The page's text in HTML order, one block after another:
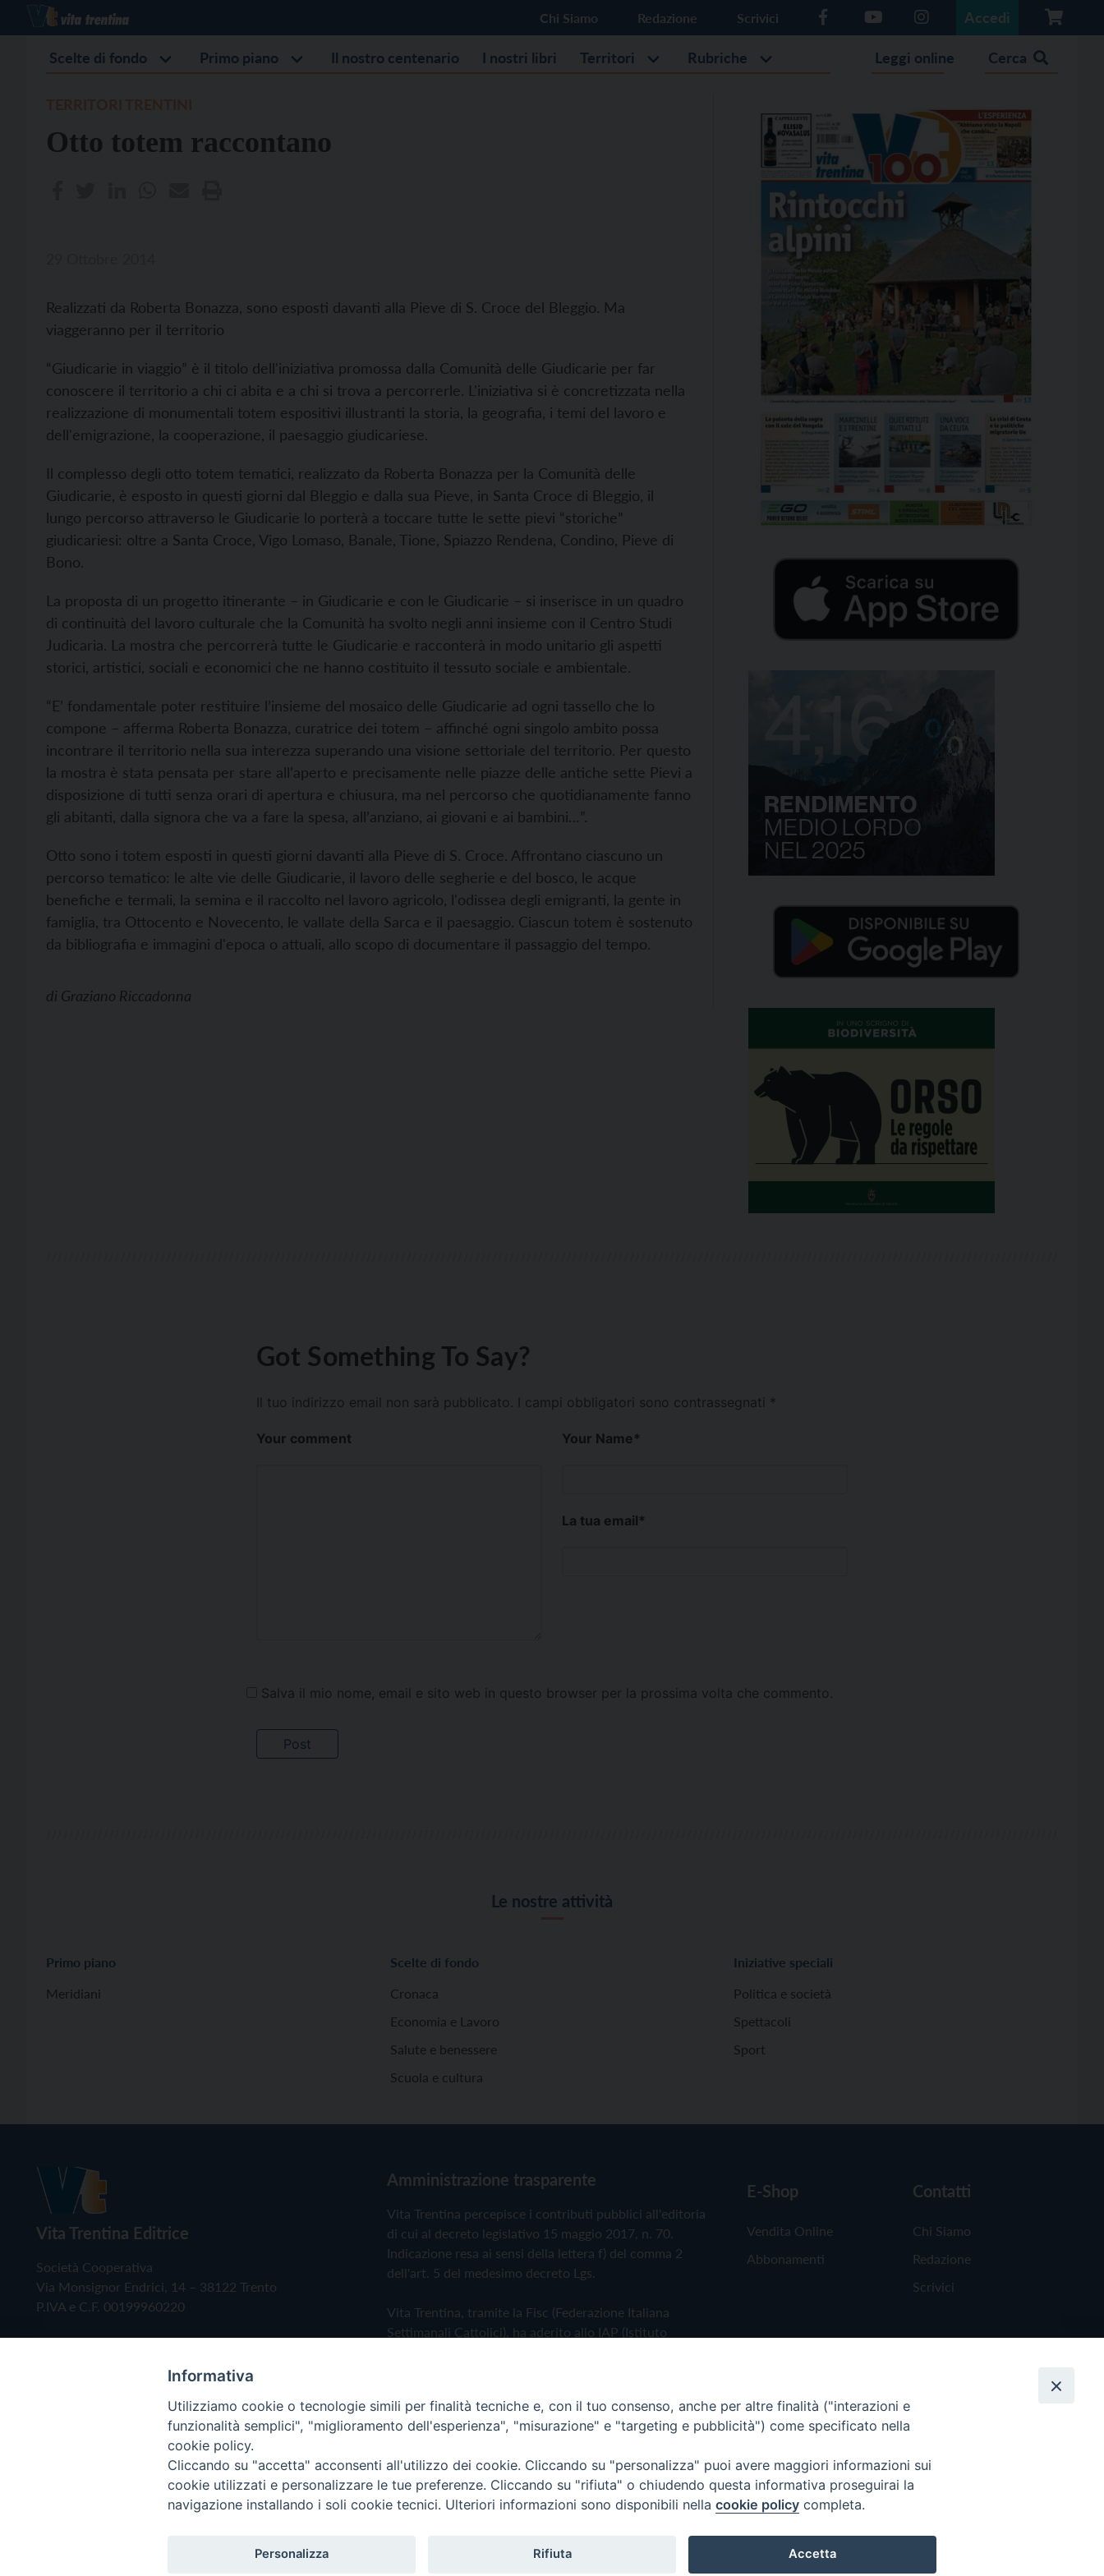
Chi Siamo Redazione Scrivici Accedi
Scelte di fondo Primo piano Il nostro centenario I nostri libri Territori Rubriche Leggi online Cerca
Otto totem raccontano
Realizzati da Roberta Bonazza, sono esposti davanti alla Pieve di S. Croce del Bleggio. Ma
viaggeranno per il territorio
“Giudicarie in viaggio” è il titolo dell'iniziativa promossa dalla Comunità delle Giudicarie per far
conoscere il territorio a chi ci abita e a chi si trova a percorrerle. L'iniziativa si è concretizzata nella
realizzazione di monumentali totem espositivi illustranti la storia, la geografia, i temi del lavoro e
dell'emigrazione, la cooperazione, il paesaggio giudicariese.
Il complesso degli otto totem tematici, realizzato da Roberta Bonazza per la Comunità delle
Giudicarie, è esposto in questi giorni dal Bleggio e dalla sua Pieve, in Santa Croce di Bleggio, il
lungo percorso attraverso le Giudicarie lo porterà a toccare tutte le sette pievi “storiche”
giudicariesi: oltre a Santa Croce, Vigo Lomaso, Banale, Tione, Spiazzo Rendena, Condino, Pieve di
Bono.
La proposta di un progetto itinerante – in Giudicarie e con le Giudicarie – si inserisce in un quadro
di continuità del lavoro culturale che la Comunità ha svolto negli anni insieme con il Centro Studi
Judicaria. La mostra che percorrerà tutte le Giudicarie e racconterà in modo unitario gli aspetti
storici, artistici, sociali e economici che ne hanno costituito il tessuto sociale e ambientale.
“E’ fondamentale poter restituire l’insieme del mosaico delle Giudicarie ad ogni tassello che lo
compone – afferma Roberta Bonazza, curatrice dei totem – affinché ogni singolo ambito possa
incontrare il territorio nella sua interezza superando una visione settoriale del territorio. Per questo
la mostra è stata pensata per stare all’aperto e precisamente nelle piazze delle antiche sette Pievi a
disposizione di tutti senza orari di apertura e chiusura, ma nel percorso che quotidianamente fanno
gli abitanti, dalla signora che va a fare la spesa, all’anziano, ai giovani e ai bambini…”.
Otto sono i totem esposti in questi giorni davanti alla Pieve di S. Croce. Affrontano ciascuno un
percorso tematico: le alte vie delle Giudicarie, il lavoro delle segherie e del bosco, le acque
benefiche e termali, la semina e il raccolto nel lavoro agricolo, l'odissea degli emigranti, la gente in
famiglia, tra Ottocento e Novecento, le vallate della Sarca e il paesaggio. Ciascun totem è sostenuto
da bibliografia e immagini d'epoca o attuali, allo scopo di documentare il passaggio del tempo.
di Graziano Riccadonna
Got Something To Say?
Il tuo indirizzo email non sarà pubblicato. I campi obbligatori sono contrassegnati *
Your comment Your Name*
La tua email*
Salva il mio nome, email e sito web in questo browser per la prossima volta che commento.
Le nostre attività
Primo piano
Meridiani
Scelte di fondo
Cronaca
Economia e Lavoro
Salute e benessere
Scuola e cultura
Iniziative speciali
Politica e società
Spettacoli
Sport
Vita Trentina Editrice
Società Cooperativa
Via Monsignor Endrici, 14 – 38122 Trento
P.IVA e C.F. 00199960220
Amministrazione trasparente
Vita Trentina percepisce i contributi pubblici all'editoria
di cui al decreto legislativo 15 maggio 2017, n. 70.
Indicazione resa ai sensi della lettera f) del comma 2
dell'art. 5 del medesimo decreto Lgs.
Vita Trentina, tramite la Fisc (Federazione Italiana
Settimanali Cattolici), ha aderito allo IAP (Istituto
Privacy Policy Cookie Policy
E-Shop
Vendita Online
Abbonamenti
Contatti
Chi Siamo
Redazione
Scrivici
Copyright © 2019 - Tutti i diritti riservati - Vita Trentina Editrice
Informativa
Utilizziamo cookie o tecnologie simili per finalità tecniche e, con il tuo consenso, anche per altre finalità ("interazioni e
funzionalità semplici", "miglioramento dell'esperienza", "misurazione" e "targeting e pubblicità") come specificato nella
cookie policy.
Cliccando su "accetta" acconsenti all'utilizzo dei cookie. Cliccando su "personalizza" puoi avere maggiori informazioni sui
cookie utilizzati e personalizzare le tue preferenze. Cliccando su "rifiuta" o chiudendo questa informativa proseguirai la
navigazione installando i soli cookie tecnici. Ulteriori informazioni sono disponibili nella cookie policy completa.
Personalizza Rifiuta Accetta